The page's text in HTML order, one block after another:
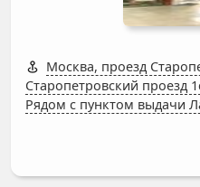
Москва, проезд
Старопетровский проезд
Рядом с пунктом выдачи